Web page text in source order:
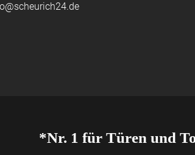
*Nr. 1 für Türen und